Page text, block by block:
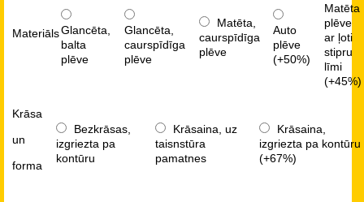
MateriālsGlancēta,
balta
plēve
Glancēta,
caurspīdīga
plēve
Matēta,
caurspīdīga
plēve
Auto
plēve
(+50%)
Matēta
plēve
ar ļoti
stipru
līmi
(+45%)
Krāsa
un
forma
Bezkrāsas,
izgriezta pa
kontūru
Krāsaina, uz
taisnstūra
pamatnes
Krāsaina,
izgriezta pa kontūru
(+67%)